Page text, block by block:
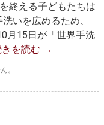
動脈瘤
離
終える子どもたちは
いを広めるため、
月15日が「世界手洗
を読む →
。